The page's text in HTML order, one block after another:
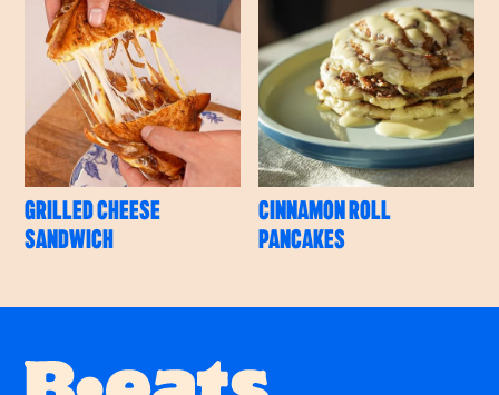
GRILLED CHEESE
SANDWICH
CINNAMON ROLL
PANCAKES